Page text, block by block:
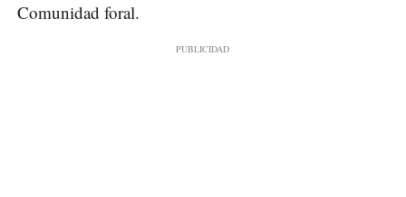
Comunidad foral.